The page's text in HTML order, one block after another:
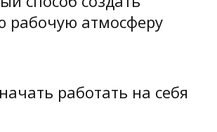
рабочую атмосферу
работать на себя